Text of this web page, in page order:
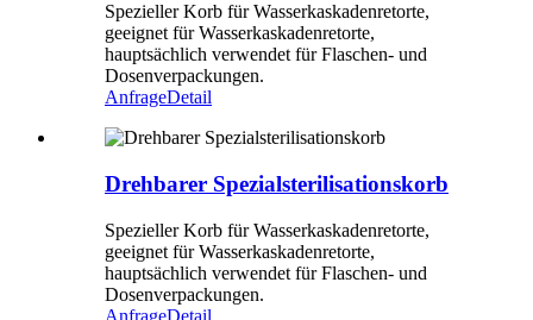
Spezieller Korb für Wasserkaskadenretorte,
geeignet für Wasserkaskadenretorte,
hauptsächlich verwendet für Flaschen- und
Dosenverpackungen.
AnfrageDetail
Drehbarer Spezialsterilisationskorb
Spezieller Korb für Wasserkaskadenretorte,
geeignet für Wasserkaskadenretorte,
hauptsächlich verwendet für Flaschen- und
Dosenverpackungen.
AnfrageDetail